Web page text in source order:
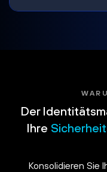
Der
Ihre
Konsolidieren Sie